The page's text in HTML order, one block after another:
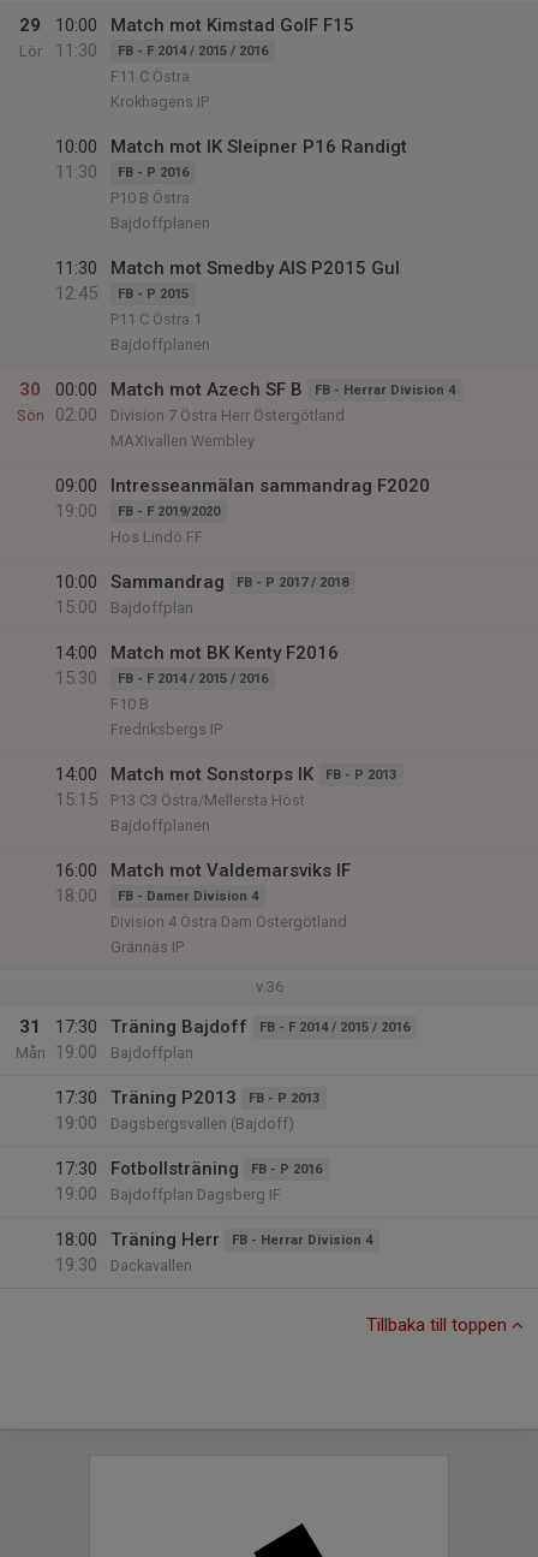
29
Lör
10:00
11:30
Match mot Kimstad GoIF F15
FB - F 2014 / 2015 / 2016
F11 C Östra
Krokhagens IP
10:00
11:30
Match mot IK Sleipner P16 Randigt
FB - P 2016
P10 B Östra
Bajdoffplanen
11:30
12:45
Match mot Smedby AIS P2015 Gul
FB - P 2015
P11 C Östra 1
Bajdoffplanen
30
Sön
00:00
02:00
Match mot Azech SF B FB - Herrar Division 4
Division 7 Östra Herr Östergötland
MAXIvallen Wembley
09:00
19:00
Intresseanmälan sammandrag F2020
FB - F 2019/2020
Hos Lindö FF
10:00
15:00
Sammandrag FB - P 2017 / 2018
Bajdoffplan
14:00
15:30
Match mot BK Kenty F2016
FB - F 2014 / 2015 / 2016
F10 B
Fredriksbergs IP
14:00
15:15
Match mot Sonstorps IK FB - P 2013
P13 C3 Östra/Mellersta Höst
Bajdoffplanen
16:00
18:00
Match mot Valdemarsviks IF
FB - Damer Division 4
Division 4 Östra Dam Östergötland
Grännäs IP
v.36
31
Mån
17:30
19:00
Träning Bajdoff FB - F 2014 / 2015 / 2016
Bajdoffplan
17:30
19:00
Träning P2013 FB - P 2013
Dagsbergsvallen (Bajdoff)
17:30
19:00
Fotbollsträning FB - P 2016
Bajdoffplan Dagsberg IF
18:00
19:30
Träning Herr FB - Herrar Division 4
Dackavallen
Tillbaka till toppen